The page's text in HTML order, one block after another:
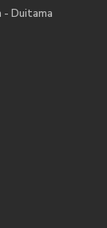
- Duitama